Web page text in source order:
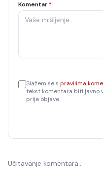
Komentar *
Slažem se s pravilima
tekst komentara biti javno
prije objave.
Učitavanje komentara…